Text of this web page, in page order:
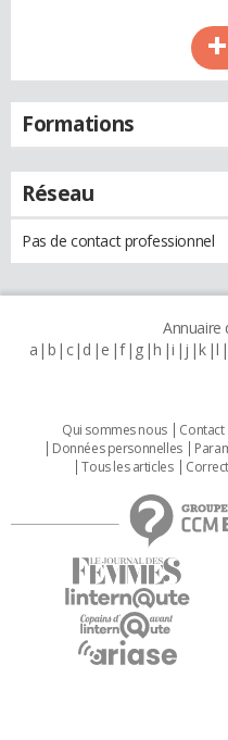
Formations
Réseau
Pas de contact professionnel
Annuaire
a b c d e f g h i j k l
Qui sommes nous Contact
Données personnelles
Tous les articles